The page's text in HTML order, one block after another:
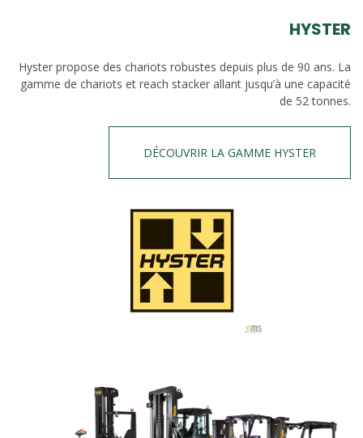
HYSTER
Hyster propose des chariots robustes depuis plus de 90 ans. La
gamme de chariots et reach stacker allant jusqu’à une capacité
de 52 tonnes.
DÉCOUVRIR LA GAMME HYSTER